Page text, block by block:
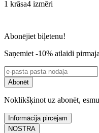
1 krāsa4 izmēri
Abonējiet biļetenu!
Saņemiet -10% atlaidi
Abonēt
Noklikšķinot uz abonēt,
Informācija pircējam
NOSTRA